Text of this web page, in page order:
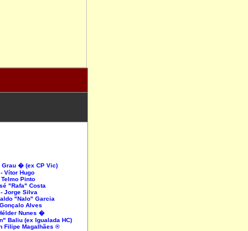
Grau � (ex CP Vic)
Vítor Hugo
Telmo Pinto
"Rafa" Costa
Jorge Silva
"Nalo" Garcia
Alves
Nunes �
Baliu (ex Igualada HC)
Filipe Magalhães ®